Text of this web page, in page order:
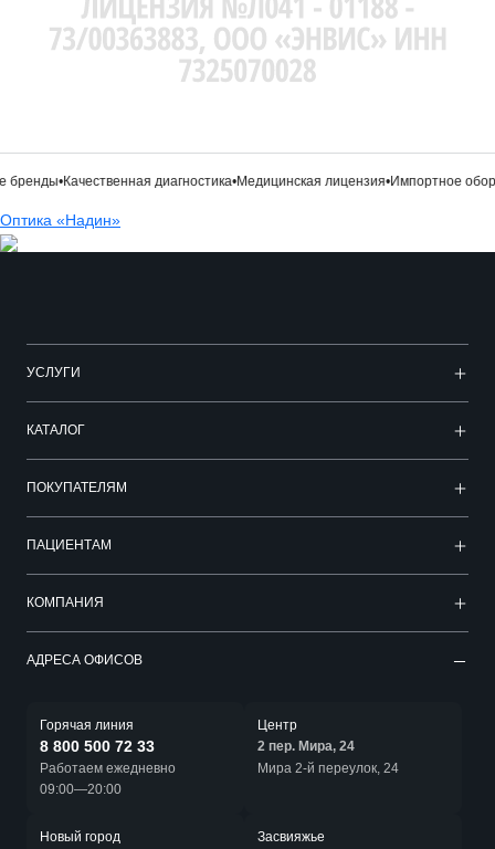
•Качественная диагностика•Медицинская лицензия•Импортное
Оптика «Надин»
УСЛУГИ
КАТАЛОГ
ПОКУПАТЕЛЯМ
ПАЦИЕНТАМ
КОМПАНИЯ
АДРЕСА ОФИСОВ
Горячая линия
8 800 500 72 33
Работаем ежедневно
09:00—20:00
Центр
2 пер. Мира, 24
Мира 2-й переулок, 24
Новый город
Засвияжье